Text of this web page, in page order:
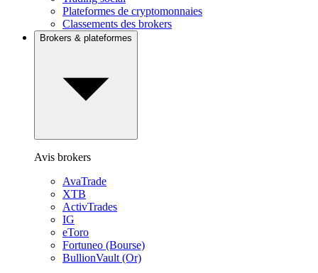
Plateformes de cryptomonnaies
Classements des brokers
Brokers & plateformes
Avis brokers
AvaTrade
XTB
ActivTrades
IG
eToro
Fortuneo (Bourse)
BullionVault (Or)